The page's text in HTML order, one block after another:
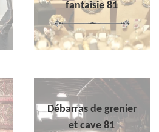
fantaisie 81
Débarras de grenier
et cave 81